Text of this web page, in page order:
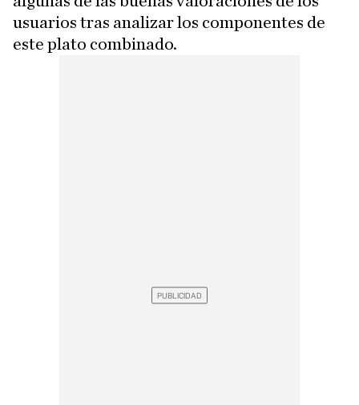
usuarios tras analizar los componentes de
este plato combinado.